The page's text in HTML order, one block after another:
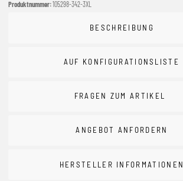
Produktnummer:105298-342-3XL
BESCHREIBUNG
AUF KONFIGURATIONSLISTE
FRAGEN ZUM ARTIKEL
ANGEBOT ANFORDERN
HERSTELLER INFORMATIONEN